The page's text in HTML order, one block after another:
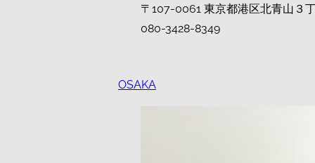
〒107-0061 東京都港区北青山
080-3428-8349
OSAKA